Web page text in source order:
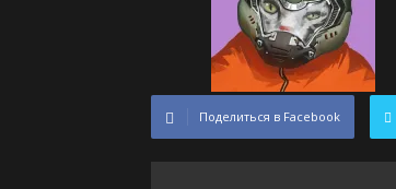
Поделиться в Facebook